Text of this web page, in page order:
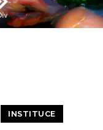
INSTITUCE